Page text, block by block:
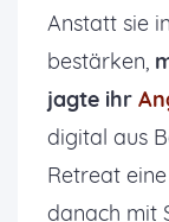
Anstatt sie
bestärken,
jagte ihr
digital aus
Retreat
danach mit